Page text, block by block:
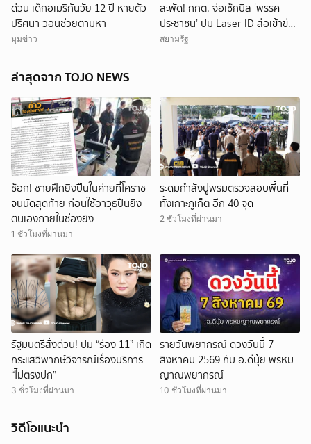
ด่วน เด็กอเมริกันวัย 12 ปี หายตัว
ปริศนา วอนช่วยตามหา
มุมข่าว
สะพัด! กกต. จ่อเช็กบิล ‘พรรค
ประชาชน’ ปม Laser ID ส่อเข้าข่าย
ยุบพรรคตาม ม.92
สยามรัฐ
ล่าสุดจาก TOJO NEWS
ช็อก! ชายฝึกยิงปืนในค่ายที่โคราช
จนนัดสุดท้าย ก่อนใช้อาวุธปืนยิง
ตนเองภายในช่องยิง
1 ชั่วโมงที่ผ่านมา
ระดมกำลังปูพรมตรวจสอบพื้นที่
ทั้งเกาะภูเก็ต อีก 40 จุด
2 ชั่วโมงที่ผ่านมา
รัฐมนตรีสั่งด่วน! ปม “ร่อง 11” เกิด
กระแสวิพากษ์วิจารณ์เรื่องบริการ
“ไม่ตรงปก”
3 ชั่วโมงที่ผ่านมา
รายวันพยากรณ์ ดวงวันนี้ 7
สิงหาคม 2569 กับ อ.ดีนุ้ย พรหม
ญาณพยากรณ์
10 ชั่วโมงที่ผ่านมา
วิดีโอแนะนำ